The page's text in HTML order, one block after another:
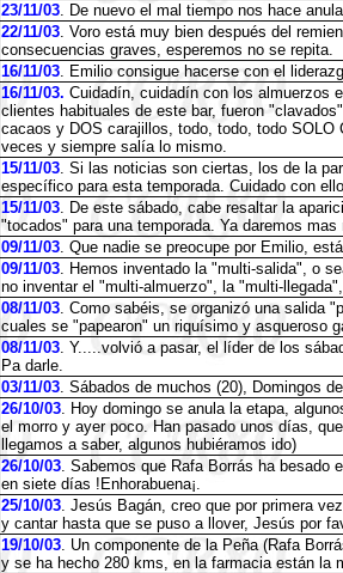
23/11/03. De nuevo el mal tiempo nos hace
22/11/03. Voro está muy bien después del
consecuencias graves, esperemos no se repita.
16/11/03. Emilio consigue hacerse con el
16/11/03. Cuidadín, cuidadín con los almuerzos
clientes habituales de este bar, fueron
cacaos y DOS carajillos, todo, todo, todo SOLO
veces y siempre salía lo mismo.
15/11/03. Si las noticias son ciertas, los de la
específico para esta temporada. Cuidado con
15/11/03. De este sábado, cabe resaltar la
"tocados" para una temporada. Ya daremos mas
09/11/03. Que nadie se preocupe por Emilio,
09/11/03. Hemos inventado la "multi-salida", o
no inventar el "multi-almuerzo", la "multi-
08/11/03. Como sabéis, se organizó una salida
cuales se "papearon" un riquísimo y asqueroso
08/11/03. Y.....volvió a pasar, el líder de los
Pa darle.
03/11/03. Sábados de muchos (20), Domingos
26/10/03. Hoy domingo se anula la etapa,
el morro y ayer poco. Han pasado unos días,
llegamos a saber, algunos hubiéramos ido)
26/10/03. Sabemos que Rafa Borrás ha besado
en siete días !Enhorabuena¡.
25/10/03. Jesús Bagán, creo que por primera
y cantar hasta que se puso a llover, Jesús por
19/10/03. Un componente de la Peña (Rafa
y se ha hecho 280 kms, en la farmacia están la